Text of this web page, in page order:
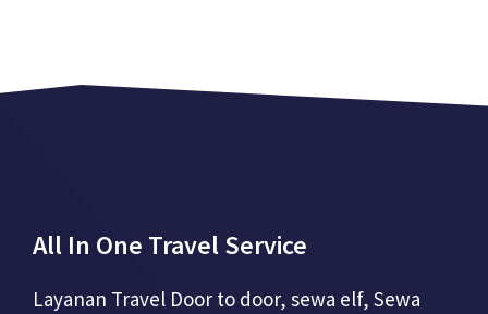
All In One Travel Service
Layanan Travel Door to door, sewa elf, Sewa